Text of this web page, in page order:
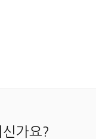
가요?